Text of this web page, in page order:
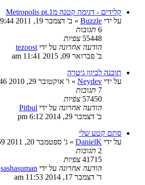
קלידים - דגימה קטנה מMetropolis pt.1
על ידי Buzzle
» ב' דצמבר 19, 2011 9:44 pm
6 תגובות
55448 צפיות
הודעה אחרונה על ידי tezoost
ב' פברואר 09, 2015 11:41 am
תוכנה לכיוון גיטרה
על ידי Neydev
» ו' אוקטובר 29, 2010 6:46 pm
7 תגובות
57450 צפיות
הודעה אחרונה על ידי Pitbul
ב' דצמבר 29, 2014 6:12 pm
סתם קטע שלי
על ידי DanielK
» ג' ספטמבר 20, 2011 5:59 pm
2 תגובות
41715 צפיות
הודעה אחרונה על ידי sashasuman
ד' דצמבר 17, 2014 11:53 am